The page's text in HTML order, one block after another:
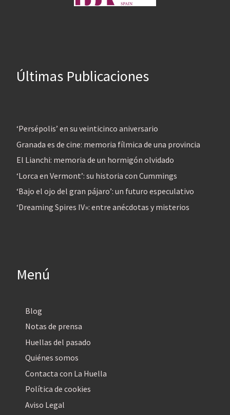
Últimas Publicaciones
‘Persépolis’ en su veinticinco aniversario
Granada es de cine: memoria fílmica de una provincia
El Lianchi: memoria de un hormigón olvidado
‘Lorca en Vermont’: su historia con Cummings
‘Bajo el ojo del gran pájaro’: un futuro especulativo
‘Dreaming Spires IV»: entre anécdotas y misterios
Menú
Blog
Notas de prensa
Huellas del pasado
Quiénes somos
Contacta con La Huella
Política de cookies
Aviso Legal